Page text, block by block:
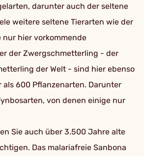
darunter auch der seltene
weitere seltene Tierarten wie der
nur hier vorkommende
der Zwergschmetterling - der
der Welt - sind hier ebenso
als 600 Pflanzenarten. Darunter
von denen einige nur
Sie auch über 3.500 Jahre alte
Das malariafreie Sanbona